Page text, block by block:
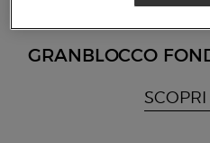
GRANBLOCCO